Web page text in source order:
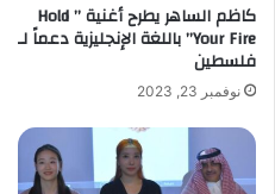
كاظم الساهر يطرح أغنية ” Hold
Your Fire” باللغة الإنجليزية دعماً لـ
فلسطين
نوفمبر 23, 2023